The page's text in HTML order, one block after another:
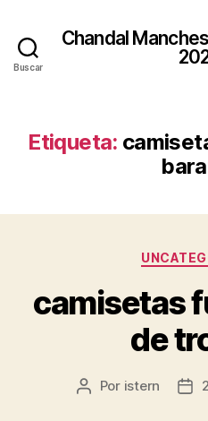
Buscar
Chandal
Etiqueta:
camisetas
de
Autor
Por istern